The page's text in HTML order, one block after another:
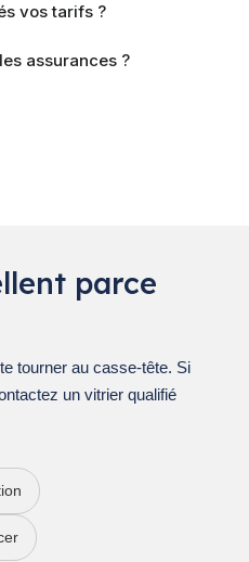
vos tarifs ?
assurances ?
parce
tourner au casse-tête. Si
un vitrier qualifié